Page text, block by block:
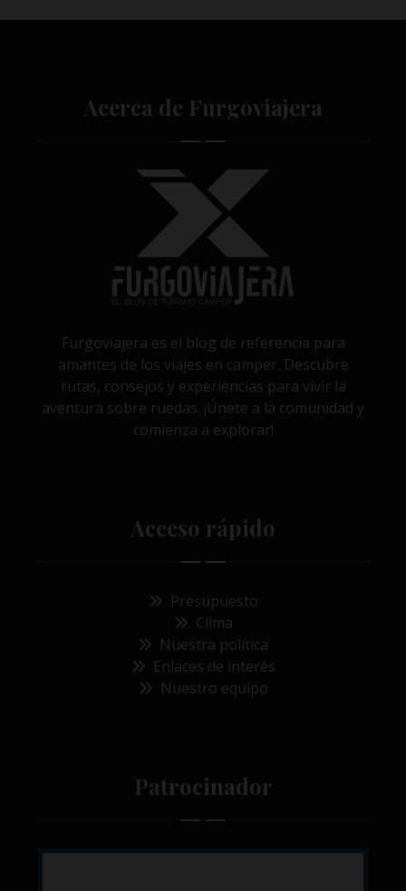
Acerca de Furgoviajera
Furgoviajera es el blog de referencia para
amantes de los viajes en camper. Descubre
rutas, consejos y experiencias para vivir la
aventura sobre ruedas. ¡Únete a la comunidad y
comienza a explorar!
Acceso rápido
Presupuesto
Clima
Nuestra política
Enlaces de interés
Nuestro equipo
Patrocinador